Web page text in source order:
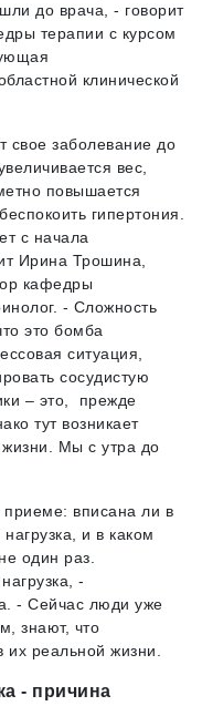
до врача, - говорит
терапии с курсом
клинической
заболевание до
вес,
повышается
гипертония.
с начала
Ирина Трошина,
кафедры
- Сложность
это бомба
ситуация,
сосудистую
– это, прежде
тут возникает
Мы с утра до
вписана ли в
и в каком
один раз.
-
- Сейчас люди уже
знают, что
их реальной жизни.
- причина